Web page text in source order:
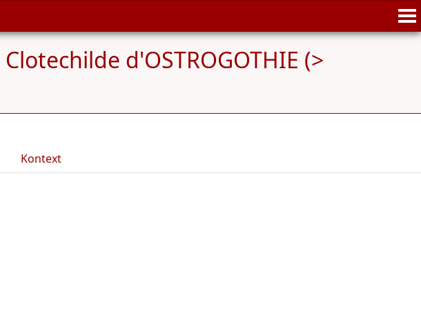
Clotechilde d'OSTROGOTHIE (>
Kontext